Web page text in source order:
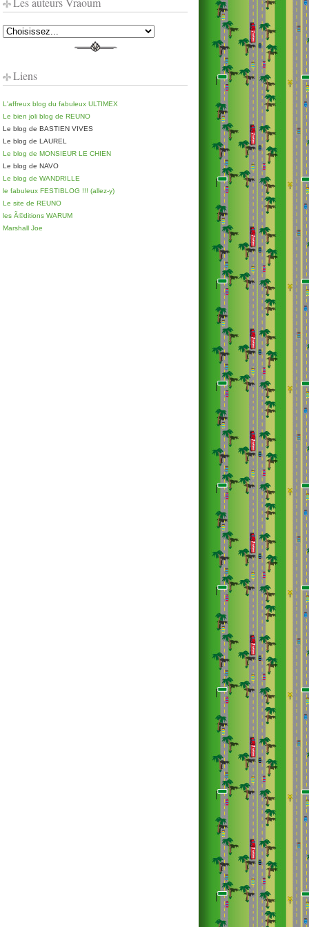
Liens
L'affreux blog du fabuleux ULTIMEX
Le bien joli blog de REUNO
Le blog de BASTIEN VIVES
Le blog de LAUREL
Le blog de MONSIEUR LE CHIEN
Le blog de NAVO
Le blog de WANDRILLE
le fabuleux FESTIBLOG !!! (allez-y)
Le site de REUNO
les Ã©ditions WARUM
Marshall Joe